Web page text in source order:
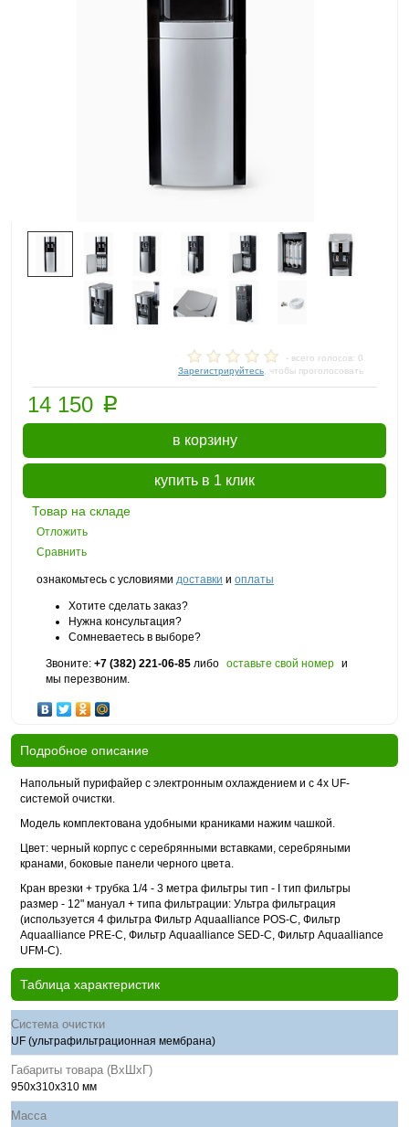
- всего голосов: 0
Зарегистрируйтесь , чтобы проголосовать
14 150 p
в корзину
купить в 1 клик
Товар на складе
Отложить
Сравнить
ознакомьтесь с условиями доставки и оплаты
Хотите сделать заказ?
Нужна консультация?
Сомневаетесь в выборе?
Звоните: +7 (382) 221-06-85 либо оставьте свой номер и
мы перезвоним.
Подробное описание
Напольный пурифайер c электронным охлаждением и с 4х UF-
системой очистки.
Модель комплектована удобными краниками нажим чашкой.
Цвет: черный корпус с серебрянными вставками, серебряными
кранами, боковые панели черного цвета.
Кран врезки + трубка 1/4 - 3 метра фильтры тип - I тип фильтры
размер - 12" мануал + типа фильтрации: Ультра фильтрация
(используется 4 фильтра Фильтр Aquaalliance POS-C, Фильтр
Aquaalliance PRE-C, Фильтр Aquaalliance SED-C, Фильтр Aquaalliance
UFM-C).
Таблица характеристик
Система очистки
UF (ультрафильтрационная мембрана)
Габариты товара (ВхШхГ)
950x310x310 мм
Масса